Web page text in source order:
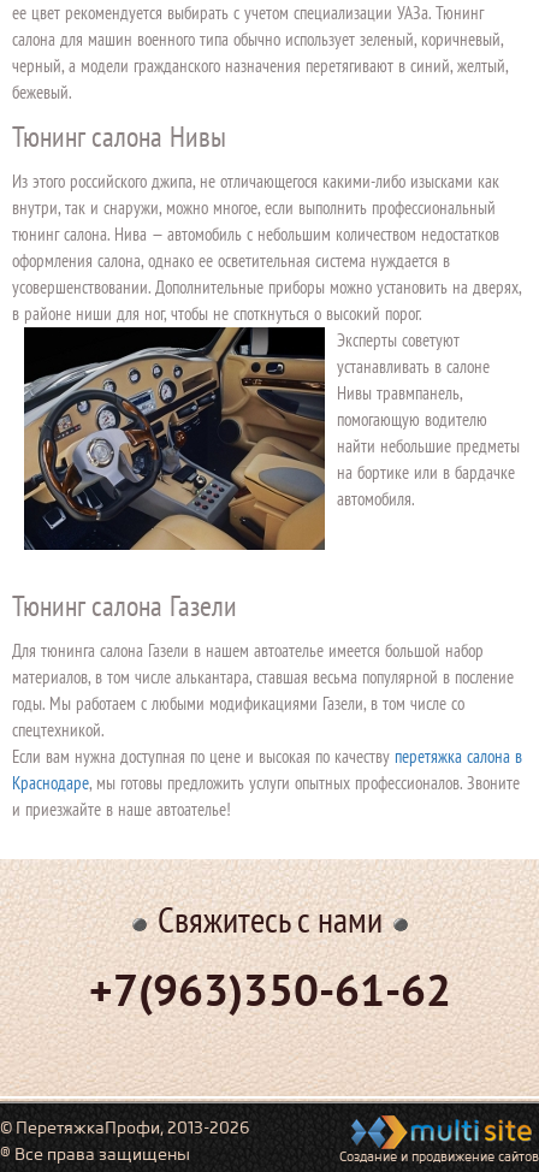
ее цвет рекомендуется выбирать с учетом специализации УАЗа. Тюнинг
салона для машин военного типа обычно использует зеленый, коричневый,
черный, а модели гражданского назначения перетягивают в синий, желтый,
бежевый.
Тюнинг салона Нивы
Из этого российского джипа, не отличающегося какими-либо изысками как
внутри, так и снаружи, можно многое, если выполнить профессиональный
тюнинг салона. Нива — автомобиль с небольшим количеством недостатков
оформления салона, однако ее осветительная система нуждается в
усовершенствовании. Дополнительные приборы можно установить на дверях,
в районе ниши для ног, чтобы не споткнуться о высокий порог.
Эксперты советуют
устанавливать в салоне
Нивы травмпанель,
помогающую водителю
найти небольшие предметы
на бортике или в бардачке
автомобиля.
Тюнинг салона Газели
Для тюнинга салона Газели в нашем автоателье имеется большой набор
материалов, в том числе алькантара, ставшая весьма популярной в посление
годы. Мы работаем с любыми модификациями Газели, в том числе со
спецтехникой.
Если вам нужна доступная по цене и высокая по качеству перетяжка салона в
Краснодаре, мы готовы предложить услуги опытных профессионалов. Звоните
и приезжайте в наше автоателье!
Свяжитесь с нами
+7(963)350-61-62
Создание и продвижение сайтов
© ПеретяжкаПрофи, 2013-2026
® Все права защищены